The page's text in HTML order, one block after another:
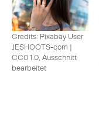
Credits: Pixabay User
JESHOOTS-com |
CC0 1.0, Ausschnitt
bearbeitet